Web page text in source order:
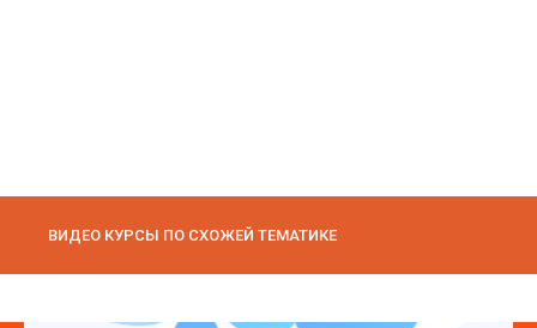
ВИДЕО КУРСЫ ПО СХОЖЕЙ ТЕМАТИКЕ